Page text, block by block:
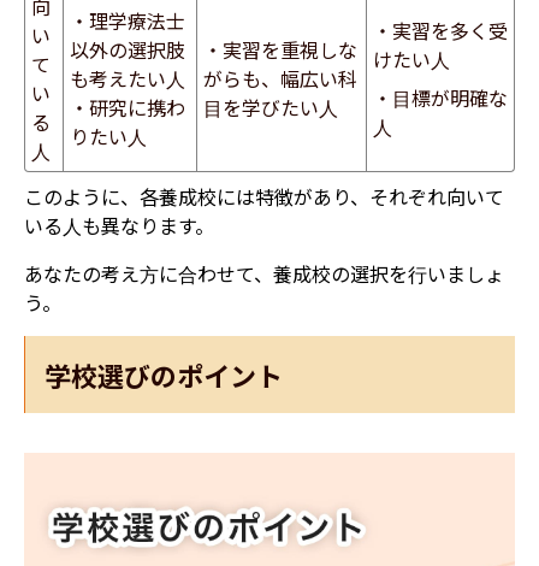
い
て
い
る
人
・理学療法士
以外の選択肢
も考えたい人
・研究に携わ
りたい人
・実習を重視しな
がらも、幅広い科
目を学びたい人
・実習を多く受
けたい人
・目標が明確な
人
​​このように、各養成校には特徴があり、それぞれ向いて
いる人も異なります。
あなたの考え方に合わせて、養成校の選択を行いましょ
う。
学校選びのポイント